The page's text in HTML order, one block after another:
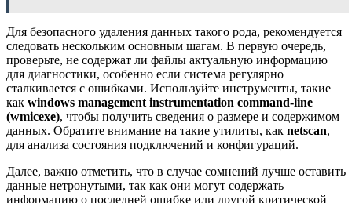
Для безопасного удаления данных такого рода, рекомендуется
следовать нескольким основным шагам. В первую очередь,
проверьте, не содержат ли файлы актуальную информацию
для диагностики, особенно если система регулярно
сталкивается с ошибками. Используйте инструменты, такие
как windows management instrumentation command-line
(wmicexe), чтобы получить сведения о размере и содержимом
данных. Обратите внимание на такие утилиты, как netscan,
для анализа состояния подключений и конфигураций.
Далее, важно отметить, что в случае сомнений лучше оставить
данные нетронутыми, так как они могут содержать
информацию о последней ошибке или другой критической